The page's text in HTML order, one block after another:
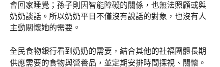
會回家睡覺；孫子則因智能障礙的關係，也無法照顧或與
奶奶談話。所以奶奶平日不僅沒有說話的對象，也沒有人
主動關懷她的需要。
全民食物銀行看到奶奶的需要，結合其他的社福團體長期
供應需要的食物與營養品，並定期安排時間探視、關懷。